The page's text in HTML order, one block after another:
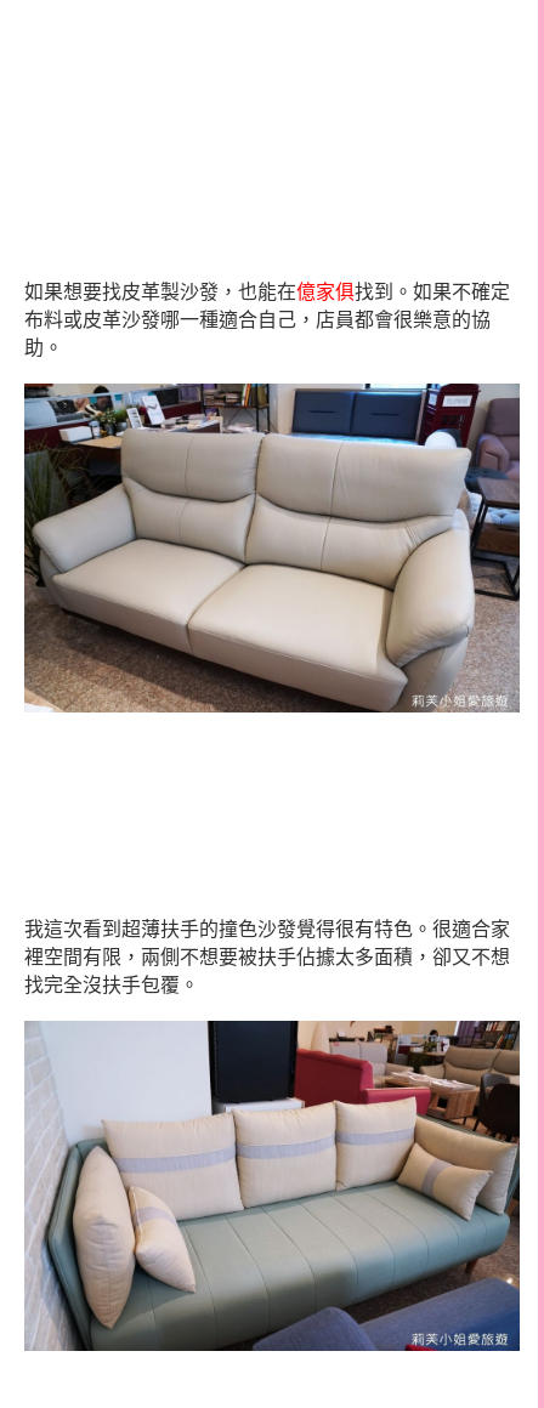
如果想要找皮革製沙發，也能在億家俱找到。如果不確定
布料或皮革沙發哪一種適合自己，店員都會很樂意的協
助。
我這次看到超薄扶手的撞色沙發覺得很有特色。很適合家
裡空間有限，兩側不想要被扶手佔據太多面積，卻又不想
找完全沒扶手包覆。